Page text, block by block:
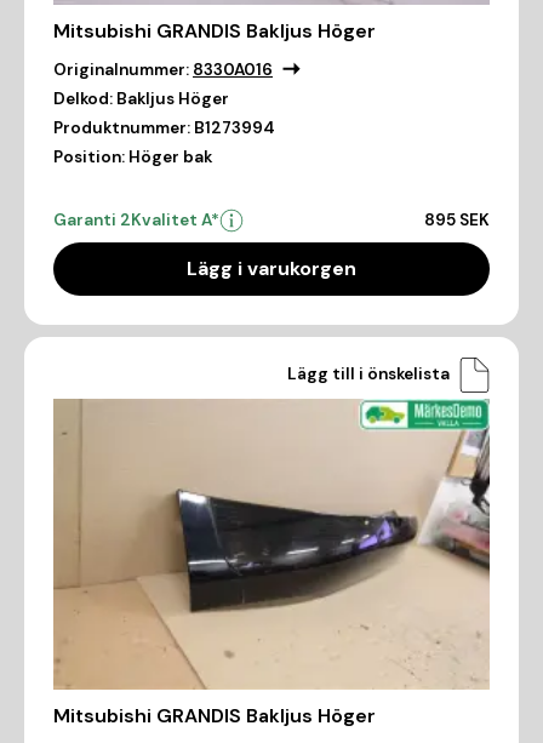
Mitsubishi GRANDIS Bakljus Höger
Originalnummer: 8330A016
Delkod: Bakljus Höger
Produktnummer: B1273994
Position: Höger bak
Garanti 2Kvalitet A* 895 SEK
Lägg i varukorgen
Lägg till i önskelista
Mitsubishi GRANDIS Bakljus Höger